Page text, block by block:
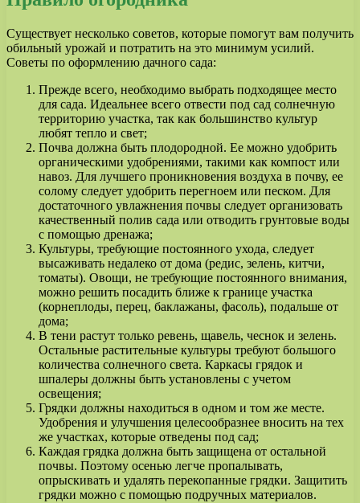
Существует несколько советов, которые помогут вам получить
обильный урожай и потратить на это минимум усилий.
Советы по оформлению дачного сада:
Прежде всего, необходимо выбрать подходящее место
для сада. Идеальнее всего отвести под сад солнечную
территорию участка, так как большинство культур
любят тепло и свет;
Почва должна быть плодородной. Ее можно удобрить
органическими удобрениями, такими как компост или
навоз. Для лучшего проникновения воздуха в почву, ее
солому следует удобрить перегноем или песком. Для
достаточного увлажнения почвы следует организовать
качественный полив сада или отводить грунтовые воды
с помощью дренажа;
Культуры, требующие постоянного ухода, следует
высаживать недалеко от дома (редис, зелень, китчи,
томаты). Овощи, не требующие постоянного внимания,
можно решить посадить ближе к границе участка
(корнеплоды, перец, баклажаны, фасоль), подальше от
дома;
В тени растут только ревень, щавель, чеснок и зелень.
Остальные растительные культуры требуют большого
количества солнечного света. Каркасы грядок и
шпалеры должны быть установлены с учетом
освещения;
Грядки должны находиться в одном и том же месте.
Удобрения и улучшения целесообразнее вносить на тех
же участках, которые отведены под сад;
Каждая грядка должна быть защищена от остальной
почвы. Поэтому осенью легче пропалывать,
опрыскивать и удалять перекопанные грядки. Защитить
грядки можно с помощью подручных материалов.